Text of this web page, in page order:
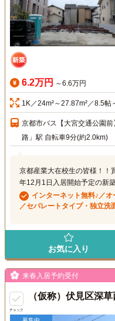
6.2万円 ～6.6万円
1K／24m²～27.87m²／8.5帖
京都市バス【大宮交通公園
路」駅 自転車9分(約2.0km)
京都産業大在校生の皆様！
年12月1日入居開始予定の新
インターネット無料♪／
／セパレートタイプ・独立洗
お気に入り
チェック
来春入居予約受付
（仮称）伏見区深